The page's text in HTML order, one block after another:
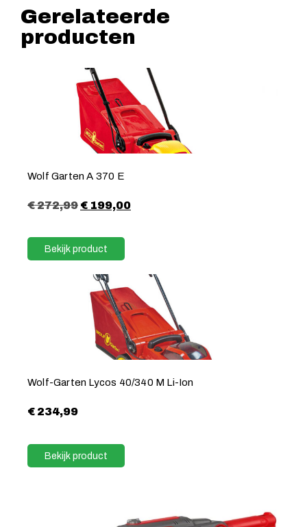
Gerelateerde
producten
Wolf Garten A 370 E
€272,99€199,00
Bekijk product
Wolf-Garten Lycos 40/340 M Li-Ion
€234,99
Bekijk product